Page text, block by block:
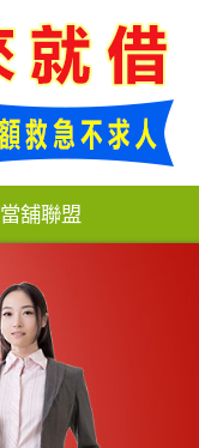
當舖聯盟